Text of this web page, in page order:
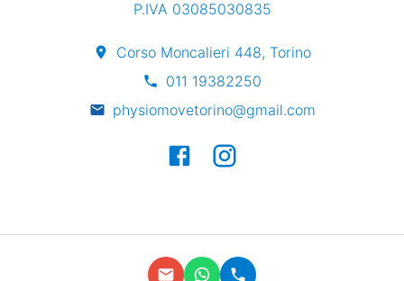
P.IVA 03085030835
Corso Moncalieri 448, Torino
011 19382250
physiomovetorino@gmail.com
Privacy Policy